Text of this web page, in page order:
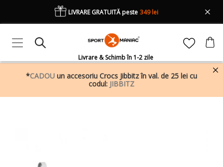
Livrare & Schimb în 1-2 zile
LIVRARE GRATUITĂ peste 349 lei
*CADOU un accesoriu Crocs Jibbitz în val. de 25 lei cu
codul: JIBBITZ